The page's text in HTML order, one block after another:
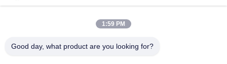
Beroeps aangepaste serive,
prijs, en Groot verkoopteam.
FUCOUS MAAKT DE BEROEPS VAN DE V.S.!!!
1:59 PM
Good day, what product are you looking for?